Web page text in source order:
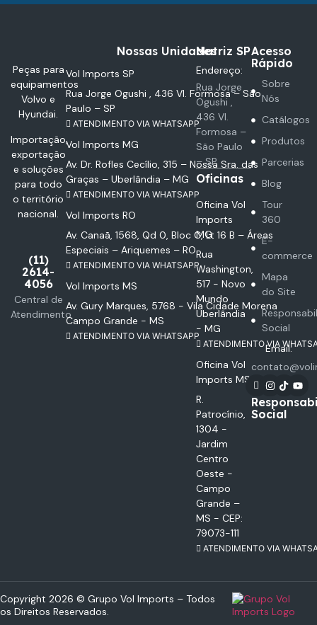
Peças para
equipamentos
Volvo e
Hyundai.
Importação,
exportação
e soluções
para todo
o território
nacional.
(11)
2614-
4056
Central de
Atendimento
Nossas Unidades
Vol Imports SP
Rua Jorge Ogushi , 436 Vl. Formosa – São
Paulo – SP
ATENDIMENTO VIA WHATSAPP
Vol Imports MG
Av. Dr. Rofles Cecílio, 315 – Nossa Sra. das
Graças – Uberlândia – MG
ATENDIMENTO VIA WHATSAPP
Vol Imports RO
Av. Canaã, 1568, Qd 0, Bloc C, Lt 16 B – Áreas
Especiais – Ariquemes – RO
ATENDIMENTO VIA WHATSAPP
Vol Imports MS
Av. Gury Marques, 5768 - Vila Cidade Morena
Campo Grande - MS
ATENDIMENTO VIA WHATSAPP
Matriz SP
Endereço:
Rua Jorge
Ogushi ,
436 Vl.
Formosa –
São Paulo
– SP
Oficinas
Oficina Vol
Imports
MG
Rua
Washington,
517 - Novo
Mundo
Uberlândia
- MG
ATENDIMENTO VIA
Oficina Vol
Imports MS
R.
Patrocínio,
1304 -
Jardim
Centro
Oeste -
Campo
Grande –
MS - CEP:
79073-111
ATENDIMENTO VIA
Acesso
Rápido
Sobre
Nós
Catálogos
Produtos
Parcerias
Blog
Tour
360
E-
commerce
Mapa
do Site
Social
Email:
Social
Copyright 2026 © Grupo Vol Imports – Todos
os Direitos Reservados.